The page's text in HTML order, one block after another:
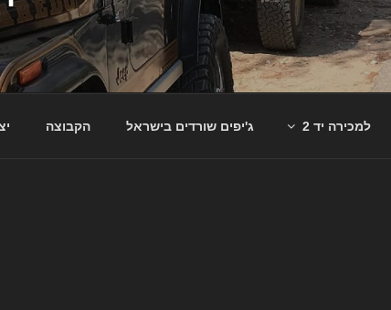
למכירה יד 2 ג'יפים שורדים בישראל הקבוצה